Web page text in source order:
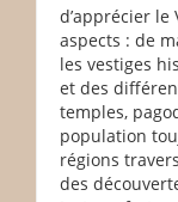
d’apprécier
aspects : de
les vestiges
et des
temples,
population
régions
des